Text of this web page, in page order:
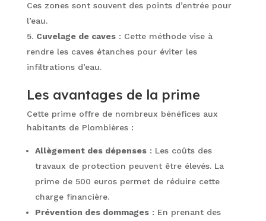
Ces zones sont souvent des points d’entrée pour
l’eau.
Cuvelage de caves: Cette méthode vise à
rendre les caves étanches pour éviter les
infiltrations d’eau.
Les avantages de la prime
Cette prime offre de nombreux bénéfices aux
habitants de Plombières :
Allègement des dépenses: Les coûts des
travaux de protection peuvent être élevés. La
prime de 500 euros permet de réduire cette
charge financière.
Prévention des dommages: En prenant des